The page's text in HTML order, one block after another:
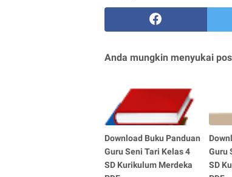
Anda mungkin menyukai
Download Buku Panduan
Guru Seni Tari Kelas 4
SD Kurikulum Merdeka
Guru
SD